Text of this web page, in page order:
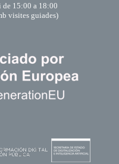
15:00 a 18:00
visites guiades)